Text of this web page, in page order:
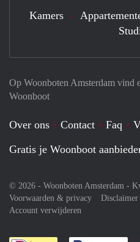
Op Woonboten Amsterdam vind
Woonboot
Over ons Contact Faq
Gratis je Woonboot
© 2026 - Woonboten Amsterdam -
Voorwaarden & privacy
Disclaimer
Account verwijderen
Kamers